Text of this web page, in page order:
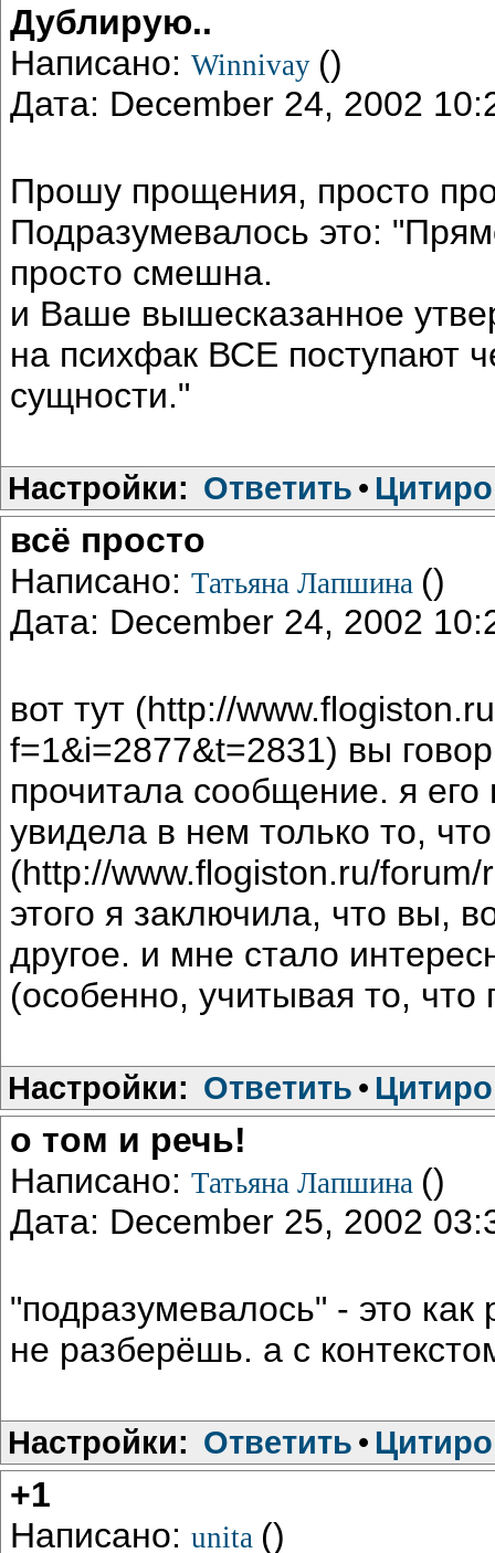
Дублирую..
Написано: Winnivay ()
Дата: December 24, 2002
Прошу прощения, просто
Подразумевалось это:
просто смешна.
и Ваше вышесказанное
на психфак ВСЕ поступают
сущности."
Настройки: Ответить •
всё просто
Написано: Татьяна Лапшина ()
Дата: December 24, 2002
вот тут (http://
f=1&i=2877&t=2831) вы
прочитала сообщение. я его
увидела в нем только то,
(http://www.flogiston.ru/
этого я заключила, что вы,
другое. и мне стало
(особенно, учитывая то, что
Настройки: Ответить •
о том и речь!
Написано: Татьяна Лапшина ()
Дата: December 25, 2002
"подразумевалось" - это как
не разберёшь. а с
Настройки: Ответить •
+1
Написано: unita ()